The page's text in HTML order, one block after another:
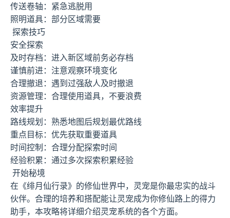
传送卷轴：紧急逃脱用
照明道具：部分区域需要
探索技巧
安全探索
及时存档：进入新区域前务必存档
谨慎前进：注意观察环境变化
合理撤退：遇到过强敌人及时撤退
资源管理：合理使用道具，不要浪费
效率提升
路线规划：熟悉地图后规划最优路线
重点目标：优先获取重要道具
时间控制：合理分配探索时间
经验积累：通过多次探索积累经验
开始秘境
在《绯月仙行录》的修仙世界中，灵宠是你最忠实的战斗
伙伴。合理的培养和搭配能让灵宠成为你修仙路上的得力
助手，本攻略将详细介绍灵宠系统的各个方面。